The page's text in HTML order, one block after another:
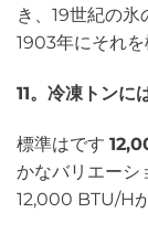
き、19世紀の
1903年にそれ
11。冷凍トンに
標準はです
かなバリエーシ
12,000 BTU/H